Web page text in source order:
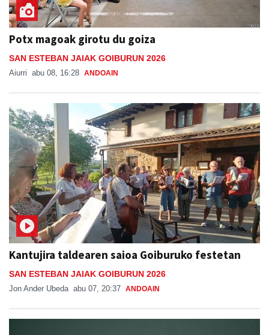
Potx magoak girotu du goiza
SAN ESTEBAN JAIAK GOIBURUN 2026
Aiurri abu 08, 16:28 ANDOAIN
Kantujira taldearen saioa Goiburuko festetan
SAN ESTEBAN JAIAK GOIBURUN 2026
Jon Ander Ubeda abu 07, 20:37 ANDOAIN